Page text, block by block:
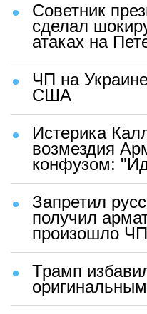
Советник
сделал
атаках на
ЧП на
США
Истерика
возмездия
конфузом:
Запретил
получил
произошло ЧП
Трамп